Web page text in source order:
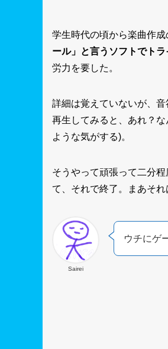
学生時代の頃から楽曲作
ール」と言うソフトでトラ
労力を要した。
詳細は覚えていないが、
再生してみると、あれ？
ような気がする)。
そうやって頑張って二分
て、それで終了。まあそ
Sairei
ウチにゲ